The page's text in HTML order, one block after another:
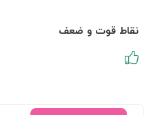
نقاط قوت و ضعف